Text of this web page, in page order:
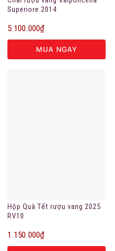
Superiore 2014
5.100.000₫
MUA NGAY
Hộp Quà Tết rượu vang 2025
RV10
1.150.000₫